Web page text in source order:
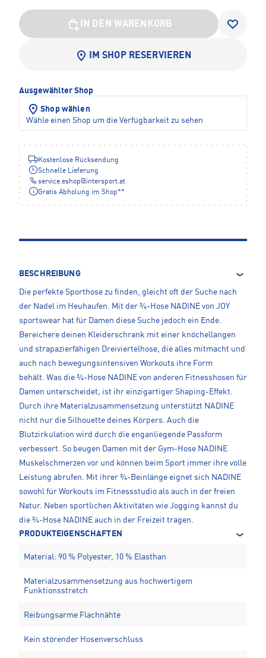
IN DEN WARENKORB
IM SHOP RESERVIEREN
Ausgewählter Shop
Shop wählen
Wähle einen Shop um die Verfügbarkeit zu sehen
Kostenlose Rücksendung
Schnelle Lieferung
service.eshop@intersport.at
Gratis Abholung im Shop**
BESCHREIBUNG
Die perfekte Sporthose zu finden, gleicht oft der Suche nach
der Nadel im Heuhaufen. Mit der ¾-Hose NADINE von JOY
sportswear hat für Damen diese Suche jedoch ein Ende.
Bereichere deinen Kleiderschrank mit einer knöchellangen
und strapazierfähigen Dreiviertelhose, die alles mitmacht und
auch nach bewegungsintensiven Workouts ihre Form
behält. Was die ¾-Hose NADINE von anderen Fitnesshosen für
Damen unterscheidet, ist ihr einzigartiger Shaping-Effekt.
Durch ihre Materialzusammensetzung unterstützt NADINE
nicht nur die Silhouette deines Körpers. Auch die
Blutzirkulation wird durch die enganliegende Passform
verbessert. So beugen Damen mit der Gym-Hose NADINE
Muskelschmerzen vor und können beim Sport immer ihre volle
Leistung abrufen. Mit ihrer ¾-Beinlänge eignet sich NADINE
sowohl für Workouts im Fitnessstudio als auch in der freien
Natur. Neben sportlichen Aktivitäten wie Jogging kannst du
die ¾-Hose NADINE auch in der Freizeit tragen.
PRODUKTEIGENSCHAFTEN
Material: 90 % Polyester, 10 % Elasthan
Materialzusammensetzung aus hochwertigem
Funktionsstretch
Reibungsarme Flachnähte
Kein störender Hosenverschluss